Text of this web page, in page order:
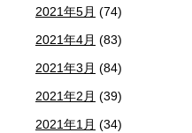
2021年5月 (74)
2021年4月 (83)
2021年3月 (84)
2021年2月 (39)
2021年1月 (34)